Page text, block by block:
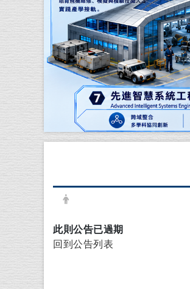
日期：發布者：
此則公告已過期
回到公告列表